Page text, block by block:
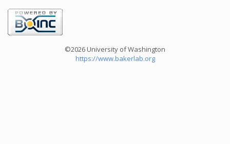
©2026 University of Washington
https://www.bakerlab.org